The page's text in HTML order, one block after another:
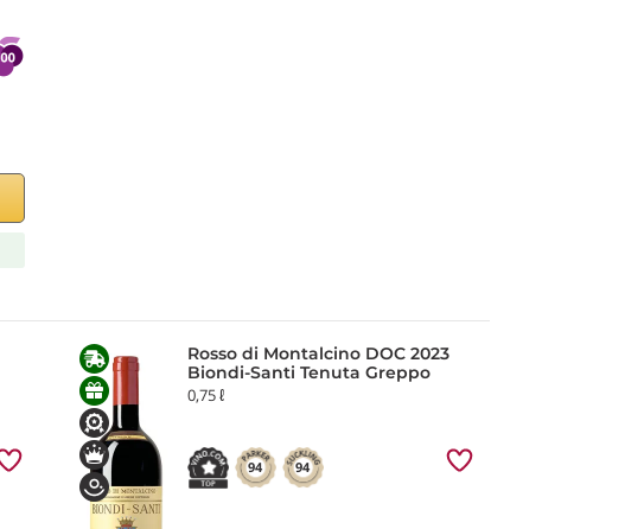
Rosso di Montalcino DOC 2023
Biondi-Santi Tenuta Greppo
0,75 ℓ
94 94